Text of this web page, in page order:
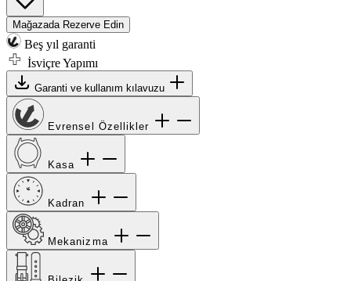
Mağazada Rezerve Edin
Beş yıl garanti
İsviçre Yapımı
Garanti ve kullanım kılavuzu
Evrensel Özellikler
Kasa
Kadran
Mekanizma